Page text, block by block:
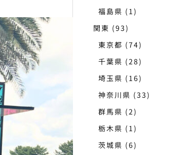
福島県 (1)
関東 (93)
東京都 (74)
千葉県 (28)
埼玉県 (16)
神奈川県 (33)
群馬県 (2)
栃木県 (1)
茨城県 (6)